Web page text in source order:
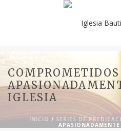
COMPROMETIDOS
IGLESIA
INICIO / SERIES DE